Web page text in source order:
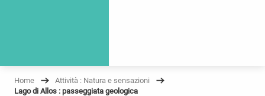
Home
Attività : Natura e sensazioni
Lago di Allos : passeggiata geologica